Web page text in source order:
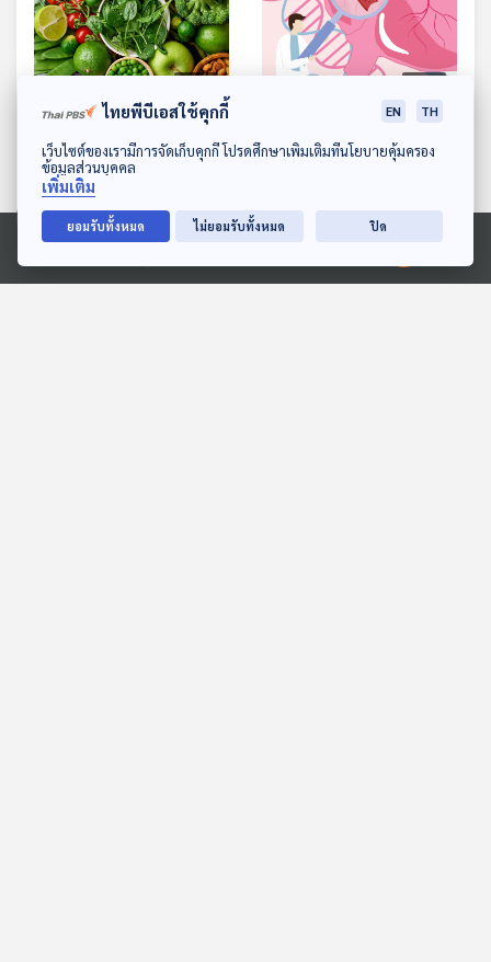
ดาวน์โหลด Thai PBS Podcast Application
Ⓒ 2020 องค์การกระจายเสียงและแพร่ภาพสาธารณะแห่งประเทศไทย
27:54
EP. 1094: เสริมภูมิป้องกัน
โรค ปรับสมดุลให้ร่างกาย
จากอาหารอัลคาไลน์
โรงหมอ
27:54
EP. 1095: สัญญาณร้าย
จากโรคหลอดเลือดหัวใจตีบ
ตอนที่เกี่ยวข้อง
ไทยพีบีเอสใช้คุกกี้ EN TH
เว็บไซต์ของเรามีการจัดเก็บคุกกี้ โปรดศึกษาเพิ่มเติมที่นโยบายคุ้มครอง
ข้อมูลส่วนบุคคล
เพิ่มเติม
ยอมรับทั้งหมด ไม่ยอมรับทั้งหมด ปิด